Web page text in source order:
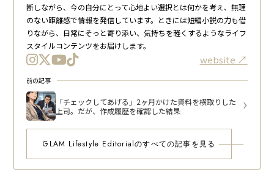
断しながら、今の自分にとって心地よい選択とは何かを考え、無理
のない距離感で情報を発信しています。ときには短編小説の力も借
りながら、日常にそっと寄り添い、気持ちを軽くするようなライフ
スタイルコンテンツをお届けします。
website
前の記事
「チェックしてあげる」2ヶ月かけた資料を横取りした
上司。だが、作成履歴を確認した結果
GLAM Lifestyle Editorialのすべての記事を見る